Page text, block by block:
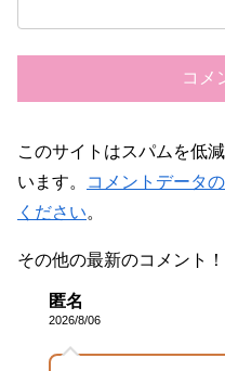
このサイトはスパムを低
います。
コメントデータ
ください。
その他の最新のコメント！
匿名
2026/8/06